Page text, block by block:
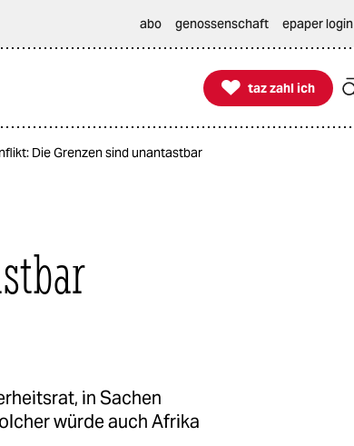
abo genossenschaft epaper login

taz zahl ich
taz zahl ich
Die Grenzen sind unantastbar
in Sachen
würde auch Afrika